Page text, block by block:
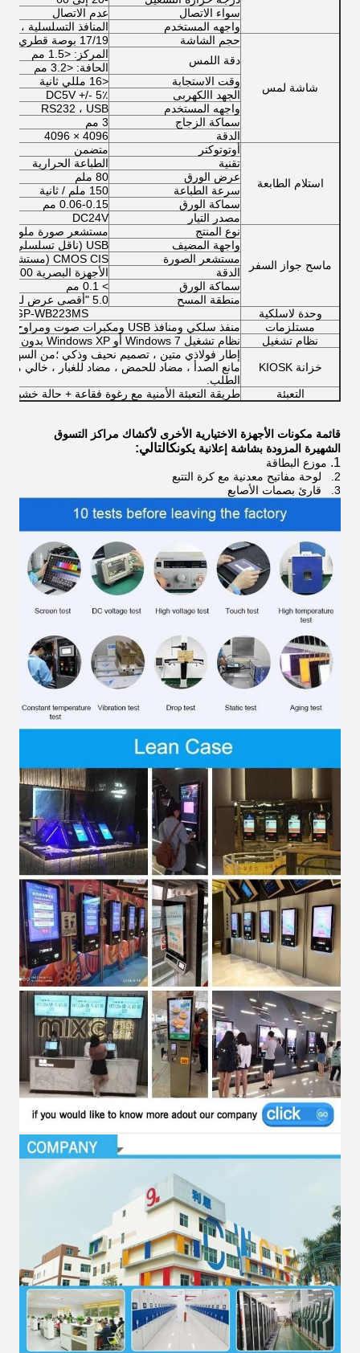
سواء الاتصال
عدم الاتصال
واجهه المستخدم
المنافذ التسلسلية ، USB
شاشة لمس
حجم الشاشة
17/19 بوصة قطري (اختياري من 8 بوصة إلى 65 بوصة)
دقة اللمس
المركز: <1.5 مم
الحافة: <3.2 مم
وقت الاستجابة
<16 مللي ثانية
الجهد االكهربى
DC5V +/- 5٪
واجهه المستخدم
RS232 ، USB
سماكة الزجاج
3 مم
الدقة
4096 × 4096
استلام الطابعة
أوتوتوكتر
متضمن
تقنية
الطباعة الحرارية
عرض الورق
80 ملم
سرعة الطباعة
150 ملم / ثانية
سماكة الورق
0.06-0.15 مم
مصدر التيار
DC24V
ماسح جواز السفر
نوع المنتج
مستشعر صورة ملونة
واجهة المضيف
USB (ناقل تسلسلي عالمي)
مستشعر الصورة
CMOS CIS (مستشعر صورة الاتصال)
الدقة
الأجهزة البصرية 600 نقطة في البوصة
سماكة الورق
> 0.1 مم
منطقة المسح
5.0 "أقصى عرض للمسح و 3" أقصى طول للمسح
وحدة لاسلكية
GP-WB223MS
مستلزمات
منفذ سلكي ومنافذ USB ومكبرات صوت ومراوح وكابلات ومسامير وما إلى ذلك.
نظام تشغيل
نظام تشغيل Windows 7 أو Windows XP بدون ترخيص
خزانة KIOSK
إطار فولاذي متين ، تصميم نحيف وذكي ؛من السهل
مانع الصدأ ، مضاد للحمض ، مضاد للغبار ، خالي من
الطلب.
التعبئة
طريقة التعبئة الأمنية مع رغوة فقاعة + حالة خشبية
قائمة مكونات الأجهزة الاختيارية الأخرى لأكشاك مراكز التسوق
الشهيرة المزودة بشاشة إعلانية يكونكالتالي:
1.
موزع البطاقة
2.
لوحة مفاتيح معدنية مع كرة التتبع
3.
قارئ بصمات الأصابع